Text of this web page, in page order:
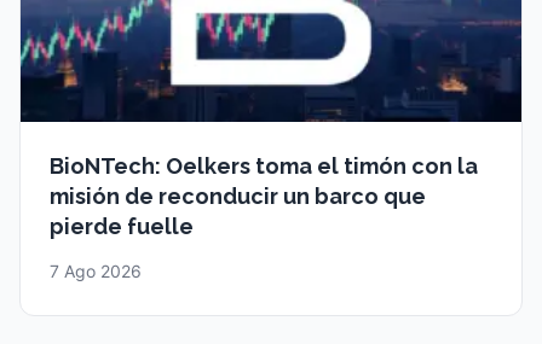
BioNTech: Oelkers toma el timón con la
misión de reconducir un barco que
pierde fuelle
7 Ago 2026